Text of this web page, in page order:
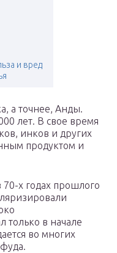
и вред
а точнее, Анды.
лет. В свое время
инков и других
продуктом и
х годах прошлого
только в начале
во многих